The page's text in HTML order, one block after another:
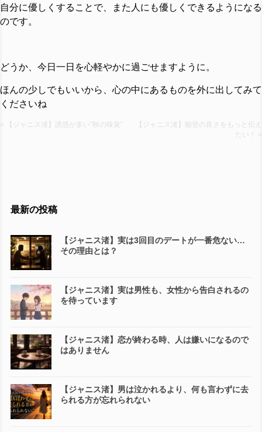
自分に優しくすることで、また人にも優しくできるようになる
のです。
どうか、今日一日を心軽やかに過ごせますように。
ほんの少しでもいいから、心の中にあるものを外に出してみて
くださいね
« 【ジャニス渚】誘惑が多い”秋の味覚”
【ジャニス渚】能登の良さをもっと伝え
たい！ »
最新の投稿
【ジャニス渚】実は3回目のデートが一番危ない…
その理由とは？
【ジャニス渚】実は男性も、女性から告白されるの
を待っています
【ジャニス渚】恋が終わる時、人は嫌いになるので
はありません
【ジャニス渚】男は泣かれるより、何も言わずに去
られる方が忘れられない